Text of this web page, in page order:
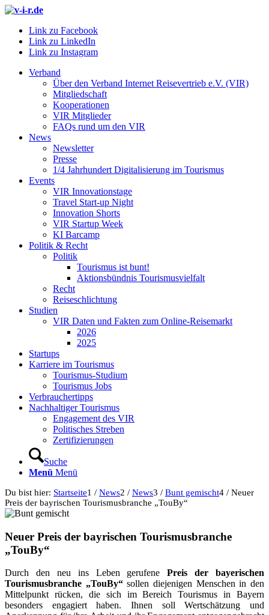
Link zu Facebook
Link zu LinkedIn
Link zu Instagram
Verband
Über den Verband Internet Reisevertrieb e.V. (VIR)
Mitgliedschaft
Kooperationen
VIR Mitglieder
FAQs rund um den VIR
News
Newsletter
Presse
1/4 Jahrhundert Digitalisierung im Tourismus
Events
VIR Innovationstage
Travel Start-up Night
Innovation Shorts
VIR Startup Week
KI Barcamp
Politik & Recht
Politik
Tourismus ist bunt!
Aktionsbündnis Tourismusvielfalt
Recht
Reiseschlichtung
Studien
VIR Daten und Fakten zum Online-Reisemarkt
2026
2025
Startups
Karriere im Tourismus
Tourismus-Studium
Tourismus Jobs
Verbrauchertipps
Nachhaltiger Tourismus
Engagement des VIR
Politisches Streben
Zertifizierungen
Suche
Menü Menü
Du bist hier: Startseite1 / News2 / News3 / Bunt gemischt4 / Neuer
Preis der bayrischen Tourismusbranche „TouBy“
Neuer Preis der bayrischen Tourismusbranche
„TouBy“
Durch den neu ins Leben gerufenePreis der bayerischen
Tourismusbranche „TouBy“sollen diejenigen Menschen in den
Mittelpunkt rücken, die sich im Bereich Tourismus in Bayern
besonders engagiert haben. Ihnen soll Wertschätzung und